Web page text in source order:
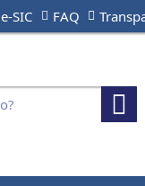
e-SIC FAQ